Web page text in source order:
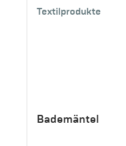
Textilprodukte
Bademäntel